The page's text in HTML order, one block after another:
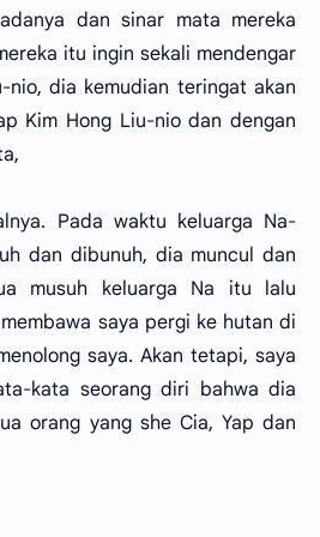
dan sinar mata mereka
itu ingin sekali mendengar
nio, dia kemudian teringat akan
Kim Hong Liu-nio dan dengan
Pada waktu keluarga Na-
dan dibunuh, dia muncul dan
musuh keluarga Na itu lalu
saya pergi ke hutan di
saya. Akan tetapi, saya
kata seorang diri bahwa dia
orang yang she Cia, Yap dan